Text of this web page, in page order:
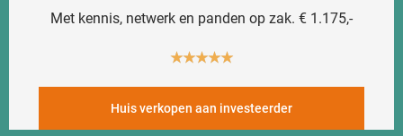
Met kennis, netwerk en panden op zak. € 1.175,-
★★★★★
Huis verkopen aan investeerder